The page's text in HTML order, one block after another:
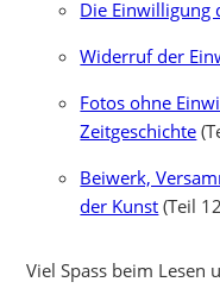
Die Einwilligung
Widerruf der
Fotos ohne
Zeitgeschichte
Beiwerk,
der Kunst (Teil
Viel Spass beim Lesen